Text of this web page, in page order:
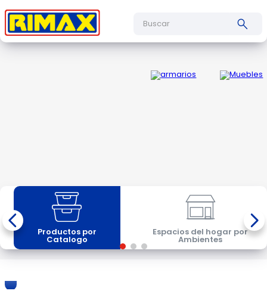
Productos por
Catalogo
Espacios del hogar por
Ambientes
Conoce
Para
Perro